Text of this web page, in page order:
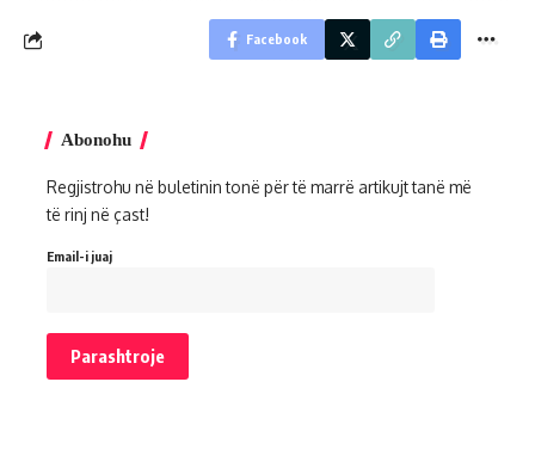
Facebook
Abonohu
Regjistrohu në buletinin tonë për të marrë artikujt tanë më
të rinj në çast!
Email-i juaj